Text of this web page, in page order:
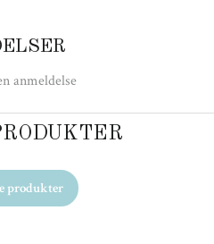
anmeldelse
produkter